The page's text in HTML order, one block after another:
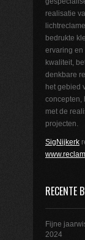
realisatie
bedrukte
ervaring en
kwaliteit,
denkbare
het gebied
concepten,
met de
projecten.
SigNijkerk
RECENTE
Fijne
2024